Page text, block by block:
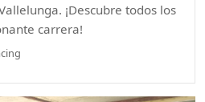
¡Descubre todos los
carrera!